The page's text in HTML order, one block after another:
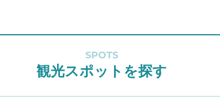
SPOTS
観光スポットを探す